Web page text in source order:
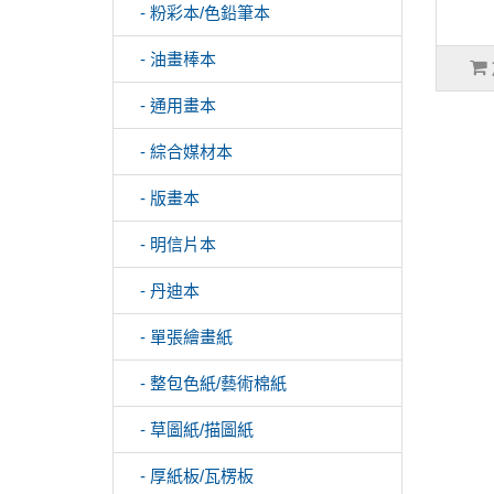
- 粉彩本/色鉛筆本
- 油畫棒本
- 通用畫本
- 綜合媒材本
- 版畫本
- 明信片本
- 丹迪本
- 單張繪畫紙
- 整包色紙/藝術棉紙
- 草圖紙/描圖紙
- 厚紙板/瓦楞板